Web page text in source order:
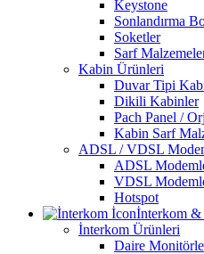
Keystone
Sonlandırma
Soketler
Sarf
Kabin Ürünleri
Duvar Tipi
Dikili Kabinler
Pach Panel /
Kabin Sarf
ADSL / VDSL
ADSL
VDSL
Hotspot
İnterkom &
İnterkom Ürünleri
Daire